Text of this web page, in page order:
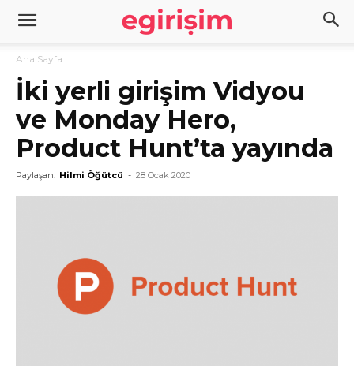
Ana Sayfa
İki yerli girişim Vidyou
ve Monday Hero,
Product Hunt’ta yayında
Paylaşan: Hilmi Öğütcü - 28 Ocak 2020